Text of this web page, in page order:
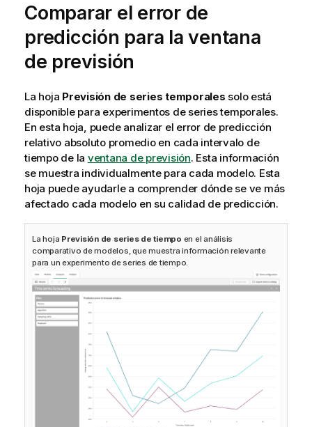
Comparar el error de
predicción para la ventana
de previsión
La hoja Previsión de series temporales solo está
disponible para experimentos de series temporales.
En esta hoja, puede analizar el error de predicción
relativo absoluto promedio en cada intervalo de
tiempo de la ventana de previsión. Esta información
se muestra individualmente para cada modelo. Esta
hoja puede ayudarle a comprender dónde se ve más
afectado cada modelo en su calidad de predicción.
La hoja Previsión de series de tiempo en el análisis
comparativo de modelos, que muestra información relevante
para un experimento de series de tiempo.